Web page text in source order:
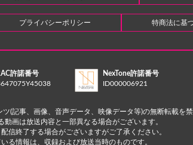
プライバシーポリシー 特商法に基
許諾番号
NexTone許諾番号
ID000006921
(記事、画像、音声データ、映像データ等)の無断転載を禁
動画は放送内容と一部異なる場合がございます。
信終了する場合がございますがご了承ください。
る情報は、収録および放送当時のものです。